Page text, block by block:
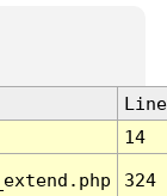
Line
14
324